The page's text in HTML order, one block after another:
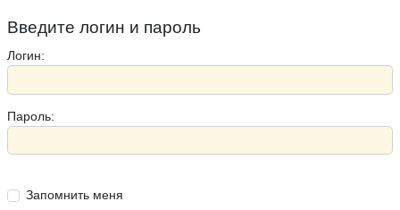
Введите логин и пароль
Логин:
Пароль:
Запомнить меня